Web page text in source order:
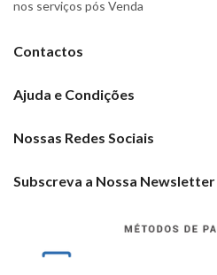
nos serviços pós Venda
Contactos
Ajuda e Condições
Nossas Redes Sociais
Subscreva a Nossa Newsletter